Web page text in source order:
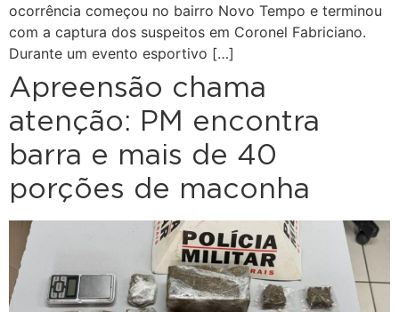
ocorrência começou no bairro Novo Tempo e terminou
com a captura dos suspeitos em Coronel Fabriciano.
Durante um evento esportivo […]
Apreensão chama
atenção: PM encontra
barra e mais de 40
porções de maconha